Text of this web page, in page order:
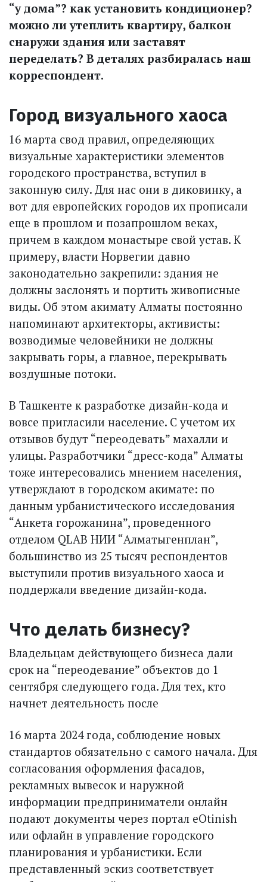
“у дома”? как установить кондиционер?
можно ли утеплить квартиру, балкон
снаружи здания или заставят
переделать? В деталях разбиралась наш
корреспондент.
Город визуального хаоса
16 марта свод правил, определяющих
визуальные характеристики элементов
городского пространства, вступил в
законную силу. Для нас они в диковинку, а
вот для европейских городов их прописали
еще в прошлом и позапрошлом веках,
причем в каждом монастыре свой устав. К
примеру, власти Норвегии давно
законодательно закрепили: здания не
должны заслонять и портить живописные
виды. Об этом акимату Алматы постоянно
напоминают архитекторы, активисты:
возводимые человейники не должны
закрывать горы, а главное, перекрывать
воздушные потоки.
В Ташкенте к разработке дизайн-кода и
вовсе пригласили население. С учетом их
отзывов будут “переодевать” махалли и
улицы. Разработчики “дресс-кода” Алматы
тоже интересовались мнением населения,
утверждают в городском акимате: по
данным урбанистического исследования
“Анкета горожанина”, проведенного
отделом QLAB НИИ “Алматыгенплан”,
большинство из 25 тысяч респондентов
выступили против визуального хаоса и
поддержали введение дизайн-кода.
Что делать бизнесу?
Владельцам действующего бизнеса дали
срок на “переодевание” объектов до 1
сентября следующего года. Для тех, кто
начнет деятельность после
16 марта 2024 года, соблюдение новых
стандартов обязательно с самого начала. Для
согласования оформления фасадов,
рекламных вывесок и наружной
информации предприниматели онлайн
подают документы через портал eOtinish
или офлайн в управление городского
планирования и урбанистики. Если
представленный эскиз соответствует